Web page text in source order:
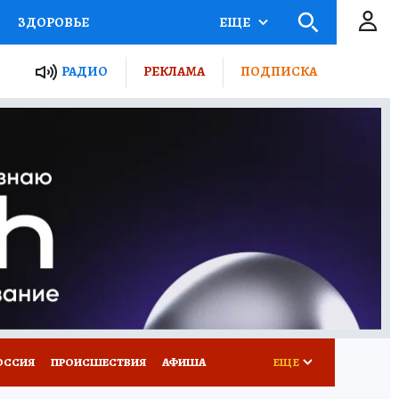
ЗДОРОВЬЕ
РОССИИ
ПУТЕВОДИТЕЛЬ
ПОТРЕБИТЕЛЯ
ЕЩЕ
РАДИО РЕКЛАМА ПОДПИСКА
ПРОИСШЕСТВИЯ АФИША ЕЩЕ